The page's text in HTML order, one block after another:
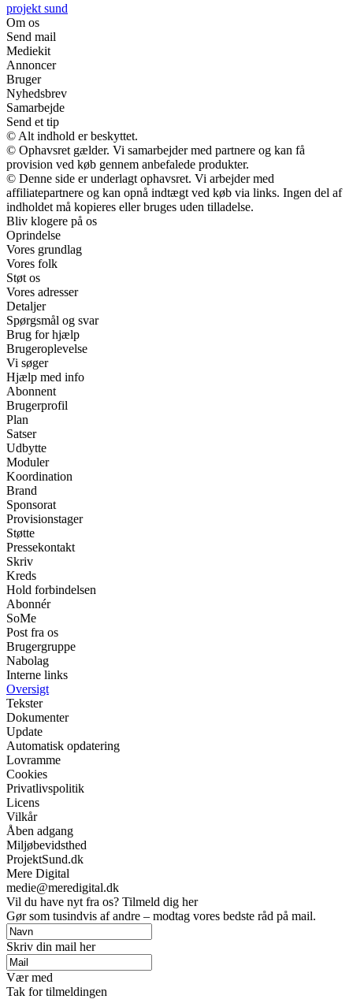
projekt sund
Om os
Send mail
Mediekit
Annoncer
Bruger
Nyhedsbrev
Samarbejde
Send et tip
© Alt indhold er beskyttet.
© Ophavsret gælder. Vi samarbejder med partnere og kan få
provision ved køb gennem anbefalede produkter.
© Denne side er underlagt ophavsret. Vi arbejder med
affiliatepartnere og kan opnå indtægt ved køb via links. Ingen del af
indholdet må kopieres eller bruges uden tilladelse.
Bliv klogere på os
Oprindelse
Vores grundlag
Vores folk
Støt os
Vores adresser
Detaljer
Spørgsmål og svar
Brug for hjælp
Brugeroplevelse
Vi søger
Hjælp med info
Abonnent
Brugerprofil
Plan
Satser
Udbytte
Moduler
Koordination
Brand
Sponsorat
Provisionstager
Støtte
Pressekontakt
Skriv
Kreds
Hold forbindelsen
Abonnér
SoMe
Post fra os
Brugergruppe
Nabolag
Interne links
Oversigt
Tekster
Dokumenter
Update
Automatisk opdatering
Lovramme
Cookies
Privatlivspolitik
Licens
Vilkår
Åben adgang
Miljøbevidsthed
ProjektSund.dk
Mere Digital
medie@meredigital.dk
Vil du have nyt fra os? Tilmeld dig her
Gør som tusindvis af andre – modtag vores bedste råd på mail.
Skriv din mail her
Vær med
Tak for tilmeldingen